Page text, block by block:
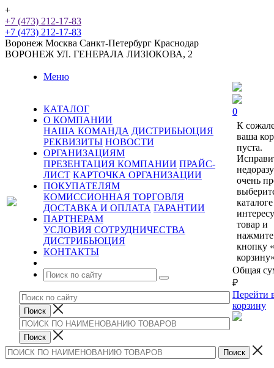
+
+7 (473) 212-17-83
+7 (473) 212-17-83
Воронеж Москва Санкт-Петербург Краснодар
ВОРОНЕЖ УЛ. ГЕНЕРАЛА ЛИЗЮКОВА, 2
Меню
КАТАЛОГ
О КОМПАНИИ
НАША КОМАНДА ДИСТРИБЬЮЦИЯ
РЕКВИЗИТЫ НОВОСТИ
ОРГАНИЗАЦИЯМ
ПРЕЗЕНТАЦИЯ КОМПАНИИ ПРАЙС-
ЛИСТ КАРТОЧКА ОРГАНИЗАЦИИ
ПОКУПАТЕЛЯМ
КОМИССИОННАЯ ТОРГОВЛЯ
ДОСТАВКА И ОПЛАТА ГАРАНТИИ
ПАРТНЕРАМ
УСЛОВИЯ СОТРУДНИЧЕСТВА
ДИСТРИБЬЮЦИЯ
КОНТАКТЫ
0
К
ваша
пуста.
очень
каталоге
товар и
нажмите
кнопку
Общая
₽
Перейти
корзину